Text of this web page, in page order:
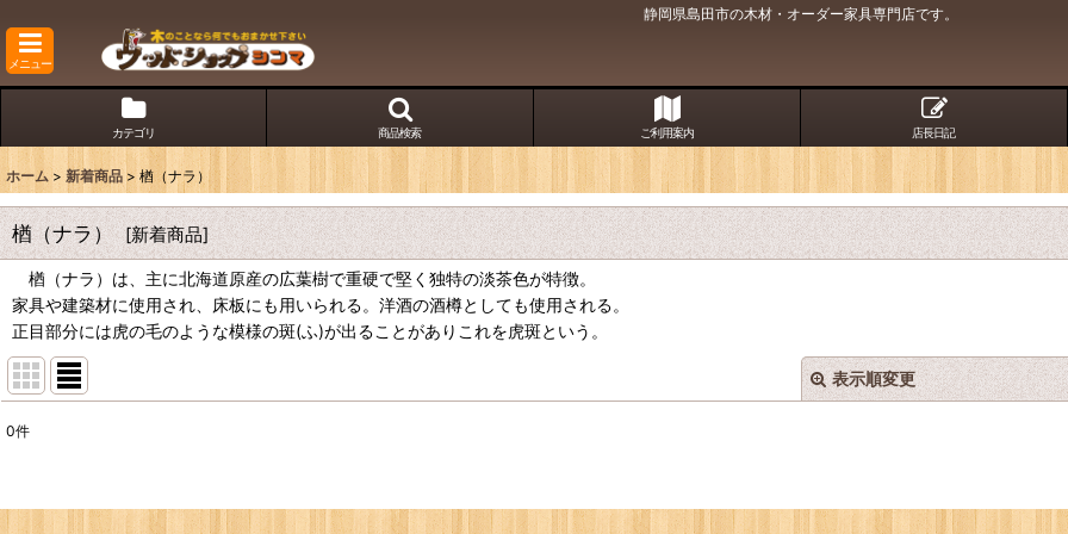
静岡県島田市の木材・オーダー家具専門店です。
メニュー
カテゴリ 商品検索 ご利用案内 店長日記
ホーム > 新着商品 > 楢（ナラ）
楢（ナラ） [新着商品]
楢（ナラ）は、主に北海道原産の広葉樹で重硬で堅く独特の淡茶色が特徴。
家具や建築材に使用され、床板にも用いられる。洋酒の酒樽としても使用される。
正目部分には虎の毛のような模様の斑(ふ)が出ることがありこれを虎斑という。
表示順変更
並び順:
0件